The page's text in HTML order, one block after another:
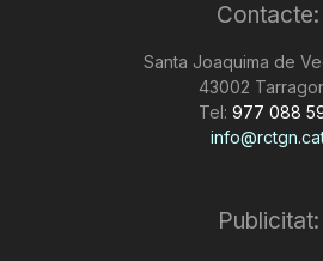
Contacte:
Santa Joaquima de
43002
Tel: 977 088
Publicitat: